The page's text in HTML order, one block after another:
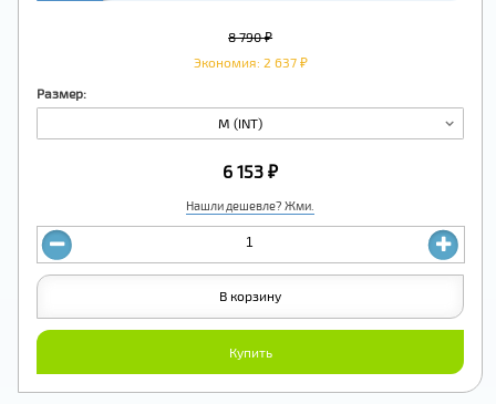
Размер:
M (INT)
8 790 ₽
Экономия: 2 637 ₽
Нашли дешевле? Жми.
6 153 ₽
Купить
В корзину